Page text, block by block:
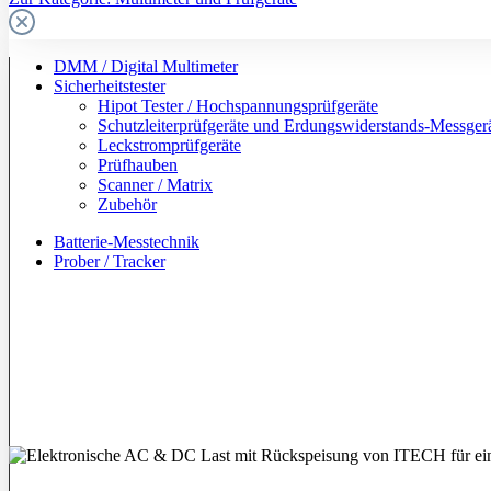
DMM / Digital Multimeter
Sicherheitstester
Hipot Tester / Hochspannungsprüfgeräte
Schutzleiterprüfgeräte und Erdungswiderstands-
Leckstromprüfgeräte
Prüfhauben
Scanner / Matrix
Zubehör
Batterie-Messtechnik
Prober / Tracker